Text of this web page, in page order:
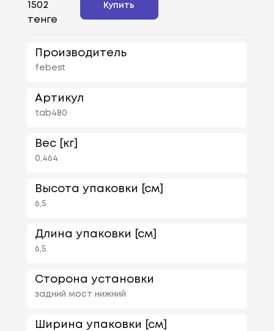
1502
тенге
Купить
Производитель
febest
Артикул
tab480
Вес [кг]
0,464
Высота упаковки [см]
6,5
Длина упаковки [см]
6,5
Сторона установки
задний мост нижний
Ширина упаковки [см]